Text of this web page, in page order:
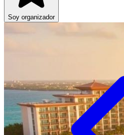
Soy organizador